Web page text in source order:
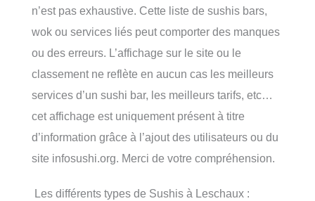
n’est pas exhaustive. Cette liste de sushis bars,
wok ou services liés peut comporter des manques
ou des erreurs. L’affichage sur le site ou le
classement ne reflète en aucun cas les meilleurs
services d’un sushi bar, les meilleurs tarifs, etc…
cet affichage est uniquement présent à titre
d’information grâce à l’ajout des utilisateurs ou du
site infosushi.org. Merci de votre compréhension.
Les différents types de Sushis à Leschaux :